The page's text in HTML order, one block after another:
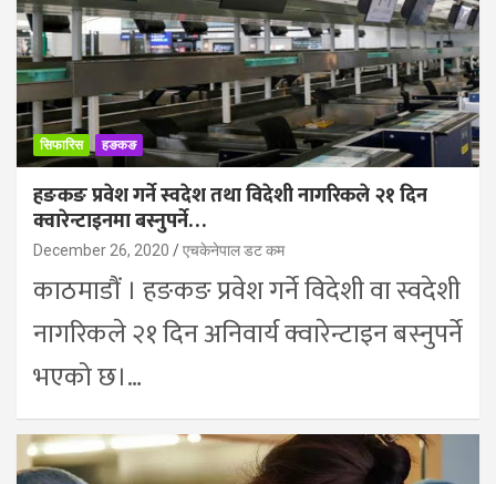
सिफारिस हङकङ
हङकङ प्रवेश गर्ने स्वदेश तथा विदेशी नागरिकले २१ दिन
क्वारेन्टाइनमा बस्नुपर्ने…
December 26, 2020 एचकेनेपाल डट कम
काठमाडौं । हङकङ प्रवेश गर्ने विदेशी वा स्वदेशी
नागरिकले २१ दिन अनिवार्य क्वारेन्टाइन बस्नुपर्ने
भएको छ।…